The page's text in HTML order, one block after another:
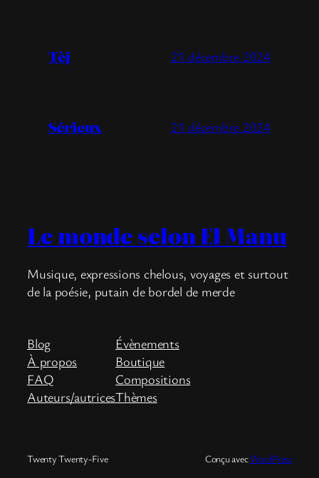
Tèj 21 décembre 2024
Sérieux 21 décembre 2024
Le monde selon El Manu
Musique, expressions chelous, voyages et surtout
de la poésie, putain de bordel de merde
Blog
À propos
FAQ
Auteurs/autrices
Évènements
Boutique
Compositions
Thèmes
Twenty Twenty-Five Conçu avecWordPress